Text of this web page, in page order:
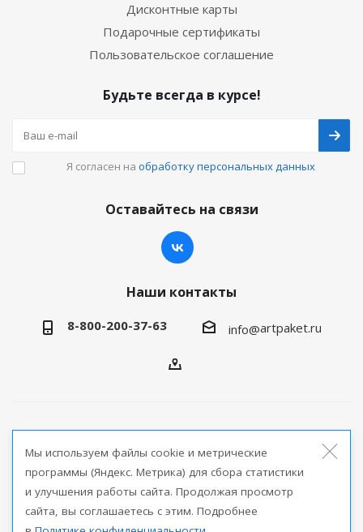
Дисконтные карты
Подарочные сертификаты
Пользовательское соглашение
Будьте всегда в курсе!
Я согласен на обработку персональных данных
Оставайтесь на связи
Наши контакты
8-800-200-37-63 info@artpaket.ru
продукции
Версия для печати
Мы используем файлы cookie и метрические
программы (Яндекс. Метрика) для сбора статистики
и улучшения работы сайта. Продолжая просмотр
сайта, вы соглашаетесь с этим. Подробнее